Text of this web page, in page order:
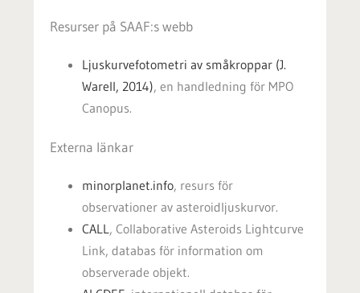
Resurser på SAAF:s webb
Ljuskurvefotometri av småkroppar (J.
Warell, 2014), en handledning för MPO
Canopus.
Externa länkar
minorplanet.info, resurs för
observationer av asteroidljuskurvor.
CALL, Collaborative Asteroids Lightcurve
Link, databas för information om
observerade objekt.